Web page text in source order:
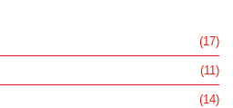
(17)
(11)
(14)